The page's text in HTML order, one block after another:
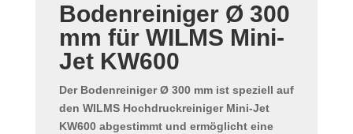
Bodenreiniger Ø 300
mm für WILMS Mini-
Jet KW600
Der Bodenreiniger Ø 300 mmist speziell auf
den WILMS Hochdruckreiniger Mini-Jet
KW600abgestimmt und ermöglicht eine